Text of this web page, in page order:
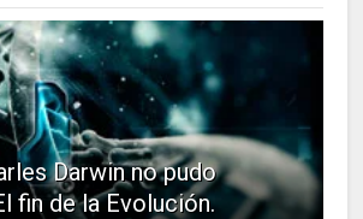
Darwin no pudo
fin de la Evolución.